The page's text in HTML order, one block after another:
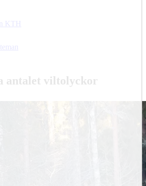
KTH
antalet viltolyckor